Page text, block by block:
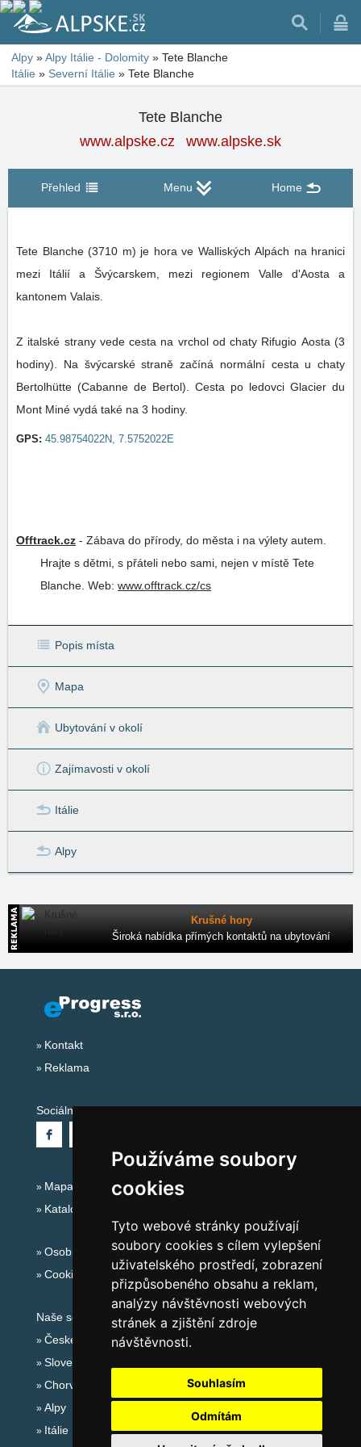
Používáme soubory
cookies
Tyto webové stránky používají
soubory cookies s cílem vylepšení
uživatelského prostředí, zobrazení
přizpůsobeného obsahu a reklam,
analýzy návštěvnosti webových
stránek a zjištění zdroje
návštěvnosti.
Souhlasím
Odmítám
Alpy »Alpy Itálie - Dolomity » Tete Blanche
Itálie » Severní Itálie » Tete Blanche
Tete Blanche
www.alpske.cz
www.alpske.sk
Přehled Menu Home
Tete Blanche (3710 m) je hora ve Walliských Alpách na hranici
mezi Itálií a Švýcarskem, mezi regionem Valle d'Aosta a
kantonem Valais.
Z italské strany vede cesta na vrchol od chaty Rifugio Aosta (3
hodiny). Na švýcarské straně začíná normální cesta u chaty
Bertolhütte (Cabanne de Bertol). Cesta po ledovci Glacier du
Mont Miné vydá také na 3 hodiny.
GPS: 45.98754022N, 7.5752022E
Offtrack.cz - Zábava do přírody, do města i na výlety autem.
Hrajte s dětmi, s přáteli nebo sami, nejen v místě Tete
Blanche. Web: www.offtrack.cz/cs
Popis místa
Mapa
Ubytování v okolí
Zajímavosti v okolí
Itálie
Alpy
Krušné hory
Široká nabídka přímých kontaktů na ubytování
Kontakt
Reklama
Sociální sítě:
Mapa serveru Alpy Itálie - Dolomity
Katalog ubytování
Osobní údaje
Cookies
Naše servery:
České hory
Slovenské hory
Chorvatsko
Alpy
Itálie